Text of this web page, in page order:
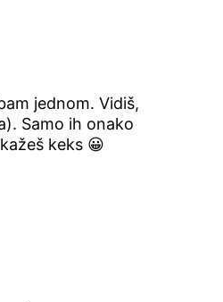
jednom. Vidiš,
Samo ih onako
keks 😀